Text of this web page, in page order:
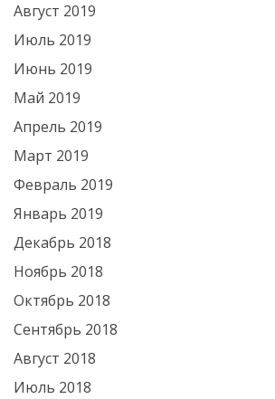
Август 2019
Июль 2019
Июнь 2019
Май 2019
Апрель 2019
Март 2019
Февраль 2019
Январь 2019
Декабрь 2018
Ноябрь 2018
Октябрь 2018
Сентябрь 2018
Август 2018
Июль 2018